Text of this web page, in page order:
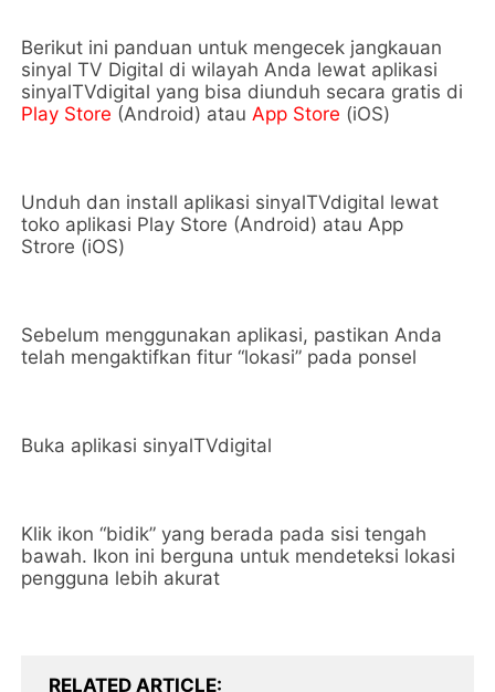
Berikut ini panduan untuk mengecek jangkauan
sinyal TV Digital di wilayah Anda lewat aplikasi
sinyalTVdigital yang bisa diunduh secara gratis di
Play Store (Android) atauApp Store (iOS)
Unduh dan install aplikasi sinyalTVdigital lewat
toko aplikasi Play Store (Android) atau App
Strore (iOS)
Sebelum menggunakan aplikasi, pastikan Anda
telah mengaktifkan fitur “lokasi” pada ponsel
Buka aplikasi sinyalTVdigital
Klik ikon “bidik” yang berada pada sisi tengah
bawah. Ikon ini berguna untuk mendeteksi lokasi
pengguna lebih akurat
RELATED ARTICLE